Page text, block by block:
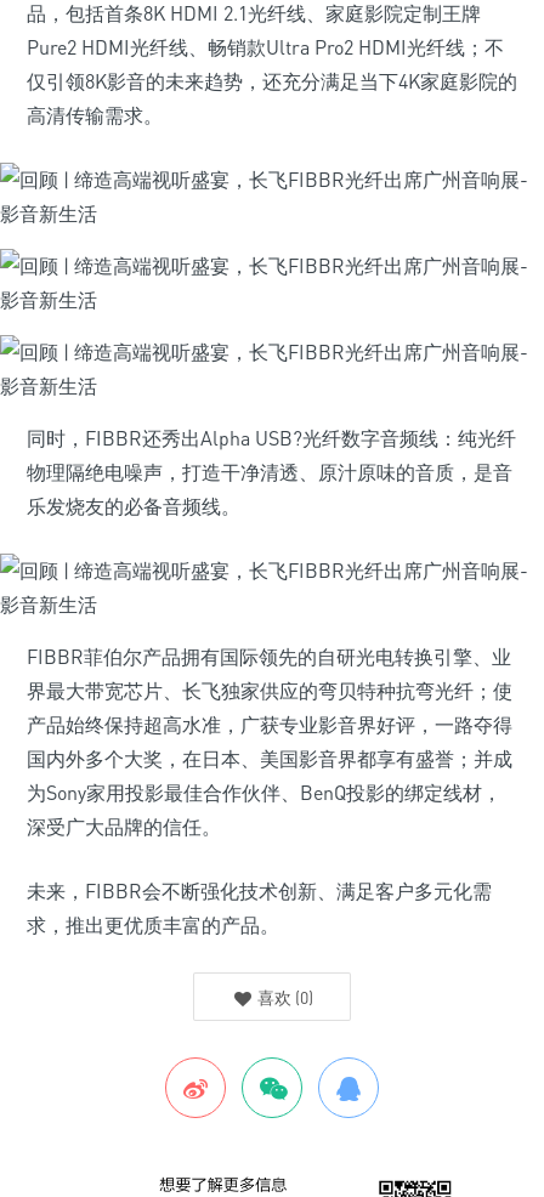
品，包括首条8K HDMI 2.1光纤线、家庭影院定制王牌
Pure2 HDMI光纤线、畅销款Ultra Pro2 HDMI光纤线；不
仅引领8K影音的未来趋势，还充分满足当下4K家庭影院的
高清传输需求。
同时，FIBBR还秀出Alpha USB?光纤数字音频线：纯光纤
物理隔绝电噪声，打造干净清透、原汁原味的音质，是音
乐发烧友的必备音频线。
FIBBR菲伯尔产品拥有国际领先的自研光电转换引擎、业
界最大带宽芯片、长飞独家供应的弯贝特种抗弯光纤；使
产品始终保持超高水准，广获专业影音界好评，一路夺得
国内外多个大奖，在日本、美国影音界都享有盛誉；并成
为Sony家用投影最佳合作伙伴、BenQ投影的绑定线材，
深受广大品牌的信任。
未来，FIBBR会不断强化技术创新、满足客户多元化需
求，推出更优质丰富的产品。
喜欢 (0)